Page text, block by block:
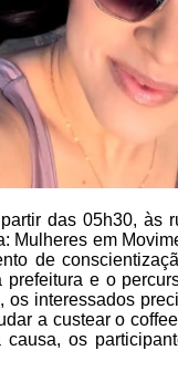
das 05h30, às
Mulheres em
de
prefeitura e o
os interessados
a custear o
os